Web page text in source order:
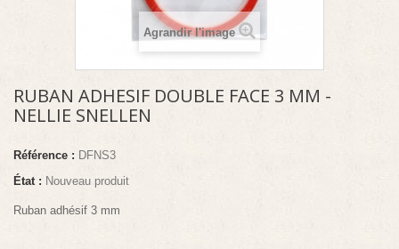
Agrandir l'image
RUBAN ADHESIF DOUBLE FACE 3 MM -
NELLIE SNELLEN
Référence : DFNS3
État : Nouveau produit
Ruban adhésif 3 mm